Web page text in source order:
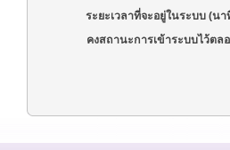
ระยะเวลาที่จะอยู่ในระบบ (นา
คงสถานะการเข้าระบบไว้ตล